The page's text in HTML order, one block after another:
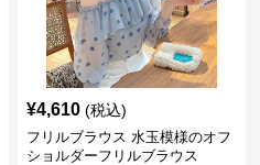
¥4,610 (税込)
フリルブラウス 水玉模様のオフ
ショルダーフリルブラウス